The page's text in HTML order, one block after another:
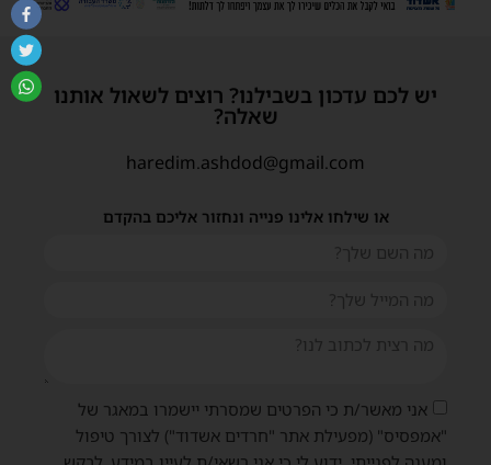
יש לכם עדכון בשבילנו? רוצים לשאול אותנו
שאלה?
haredim.ashdod@gmail.com
או שילחו אלינו פנייה ונחזור אליכם בהקדם
אני מאשר/ת כי הפרטים שמסרתי יישמרו במאגר של
"אמפסיס" (מפעילת אתר "חרדים אשדוד") לצורך טיפול